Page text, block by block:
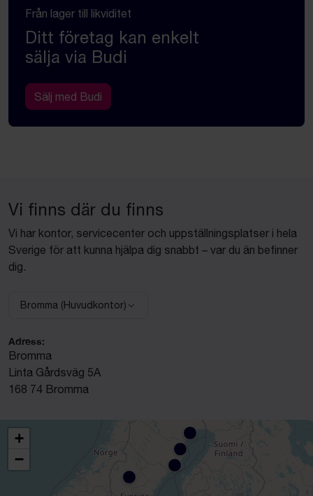
Från lager till likviditet
Ditt företag kan enkelt
sälja via Budi
Sälj med Budi
Vi finns där du finns
Vi har kontor, servicecenter och uppställningsplatser i hela
Sverige för att kunna hjälpa dig snabbt – var du än befinner
dig.
Välj anläggning:
Bromma (Huvudkontor)
Adress:
Bromma
Linta Gårdsväg 5A
168 74 Bromma
+
−